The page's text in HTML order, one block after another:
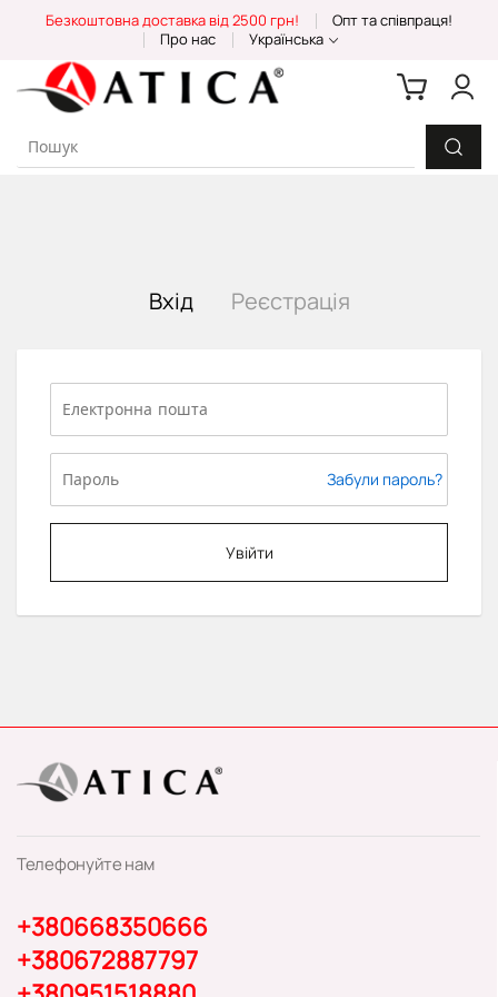
Content
Безкоштовна доставка від 2500 грн!
Опт та співпраця!
Про нас
Українська
Вхід Реєстрація
Забули пароль?
Увійти
Телефонуйте нам
+380668350666
+380672887797